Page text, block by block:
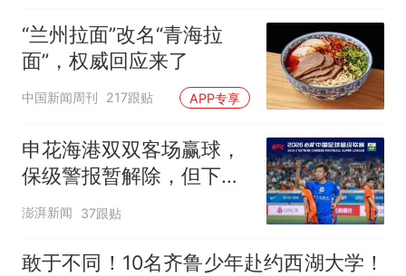
“兰州拉面”改名“青海拉
面”，权威回应来了
中国新闻周刊 217跟贴 APP专享
申花海港双双客场赢球，
保级警报暂解除，但下一
轮才是生死战
澎湃新闻 37跟贴
敢于不同！10名齐鲁少年赴约西湖大学！